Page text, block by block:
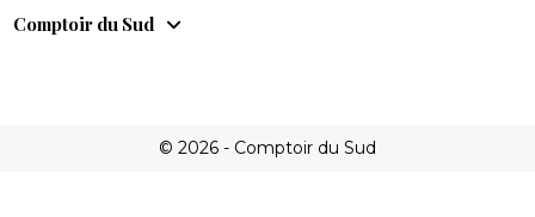
Comptoir du Sud
© 2026 - Comptoir du Sud